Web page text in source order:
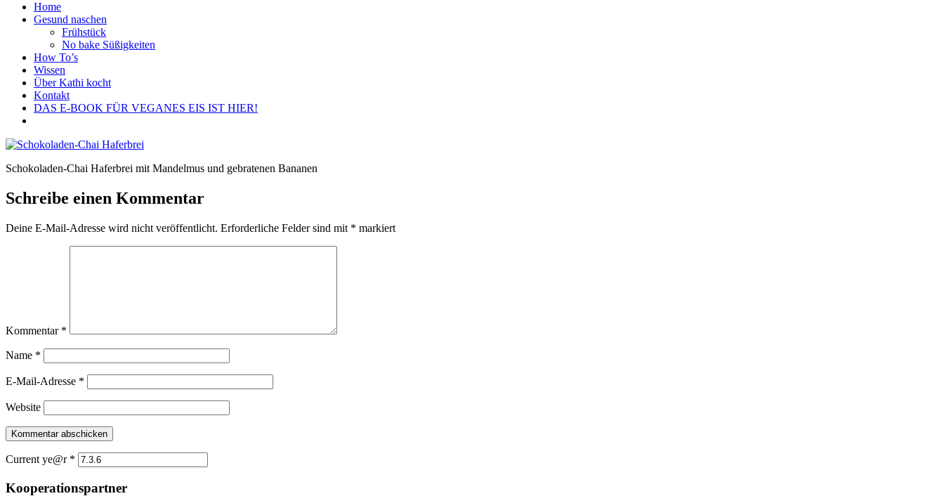
Home
Gesund naschen
Frühstück
No bake Süßigkeiten
How To’s
Wissen
Über Kathi kocht
Kontakt
DAS E-BOOK FÜR VEGANES EIS IST HIER!
Schokoladen-Chai Haferbrei mit Mandelmus und gebratenen Bananen
Schreibe einen Kommentar
Deine E-Mail-Adresse wird nicht veröffentlicht. Erforderliche Felder sind mit * markiert
Kommentar *
Name *
E-Mail-Adresse *
Website
Current ye@r *
Kooperationspartner